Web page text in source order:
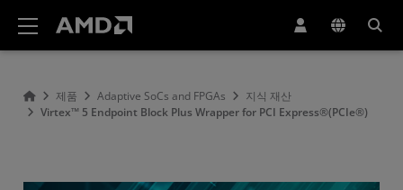
제품 Adaptive SoCs and FPGAs
지식 재산
Virtex™ 5 Endpoint Block Plus Wrapper for PCI Express®(PCIe®)